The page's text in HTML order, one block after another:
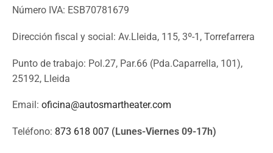
Número IVA: ESB70781679
Dirección fiscal y social: Av.Lleida, 115, 3º-1, Torrefarrera
Punto de trabajo: Pol.27, Par.66 (Pda.Caparrella, 101),
25192, Lleida
Email: oficina@autosmartheater.com
Teléfono: 873 618 007 (Lunes-Viernes 09-17h)